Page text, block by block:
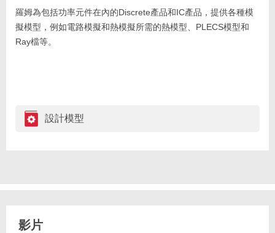
羅姆為包括功率元件在內的Discrete產品和IC產品，提供各種模
擬模型，例如電路模擬和熱模擬所需的熱模型、PLECS模型和
Ray檔等。
設計模型
影片